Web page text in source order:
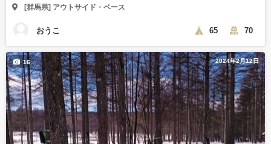
[群馬県] アウトサイド・ベース
おうこ 65 70
2024年2月12日
16